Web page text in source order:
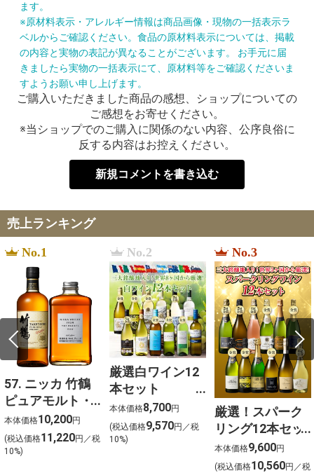
ます。
※原材料表示・アレルギー情報は商品画像・現物の一括表示ラ
ベルからご確認ください。食品の原材料表示については、掲載
の内容と実物の表記が異なることがございます。 お手元に届
きましたら実物の一括表示にて、原材料等をご確認くださいま
すようお願い申し上げます。
ご購入いただきました商品の感想、ショップについての
ご感想をお寄せください。
※当ショップでのご購入に関係のない内容、公序良俗に
反する内容はお控えください。
新規コメントを書き込む
売上ランキング
No.1
57. ニッカ 竹鶴
ピュアモルト・
フロムザバレル
ウイスキー2本セ
ット【北海道ご
本体価格10,200円
(税込価格11,220円／税
10%)
No.2
厳選白ワイン12
本セット
750ml×12
本体価格8,700円
(税込価格9,570円／税
10%)
No.3
厳選！スパーク
リング12本セッ
ト 金賞受賞ワイ
ンを含む１２本
本体価格9,600円
(税込価格10,560円／税